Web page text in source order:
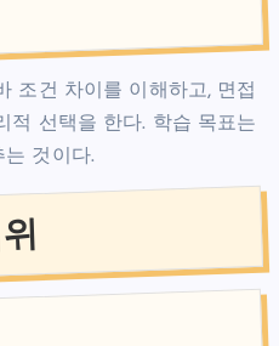
조건 차이를 이해하고, 면접
적 선택을 한다. 학습 목표는
것이다.